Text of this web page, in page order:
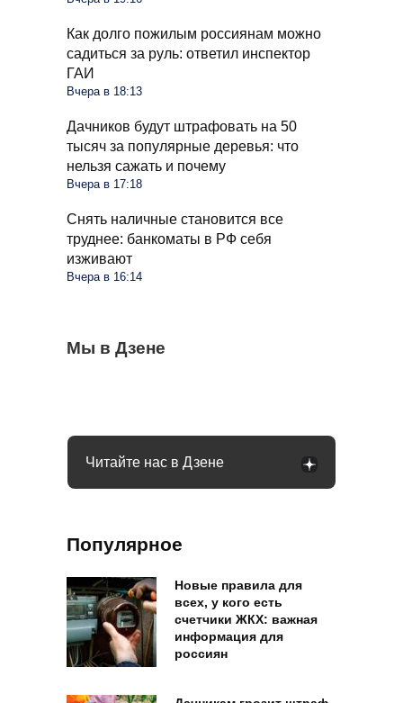
Как долго пожилым россиянам можно
садиться за руль: ответил инспектор
ГАИ
Вчера в 18:13
Дачников будут штрафовать на 50
тысяч за популярные деревья: что
нельзя сажать и почему
Вчера в 17:18
Снять наличные становится все
труднее: банкоматы в РФ себя
изживают
Вчера в 16:14
Мы в Дзене
Ветки смородины сохнут и темнеют: пора
делать срез и ставить диагноз
Чеснок безвкусный и легкий словно
Очередные новшества при снятии
Читайте нас в Дзене
Популярное
Новые правила для
всех, у кого есть
счетчики ЖКХ: важная
информация для
россиян